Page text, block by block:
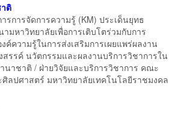
ติ
รการจัดการความรู้ (KM) ประเด็นยุทธ
มหาวิทยาลัยเพื่อการเติบโตร่วมกับการ
ค์ความรู้ในการส่งเสริมการเผยแพร่ผลงาน
สรรค์ นวัตกรรมและผลงานบริการวิชาการใน
นาชาติ / ฝ่ายวิจัยและบริการวิชาการ คณะ
ลปศาสตร์ มหาวิทยาลัยเทคโนโลยีราชมงคล